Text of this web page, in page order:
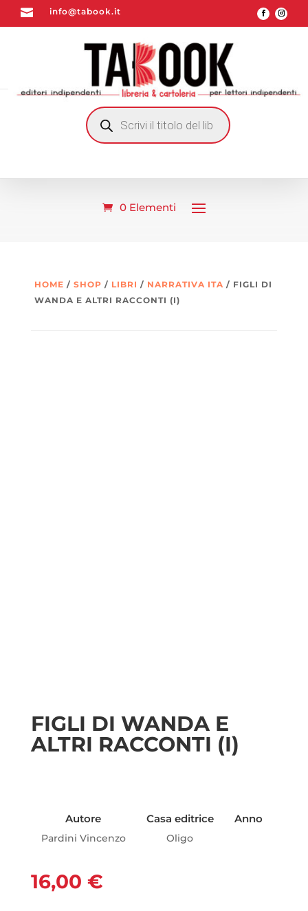
 info@tabook.it
RICERCA
PRODOTTI
0 Elementi
HOME / SHOP / LIBRI / NARRATIVA ITA / FIGLI DI
WANDA E ALTRI RACCONTI (I)
FIGLI DI WANDA E
ALTRI RACCONTI (I)
Autore
Pardini Vincenzo
Casa editrice
Oligo
Anno
16,00 €